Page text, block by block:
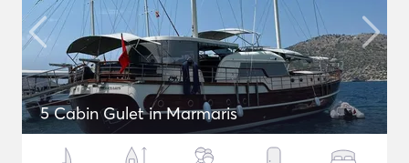
5 Cabin Gulet in Marmaris